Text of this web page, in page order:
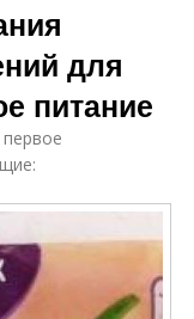
для
питание